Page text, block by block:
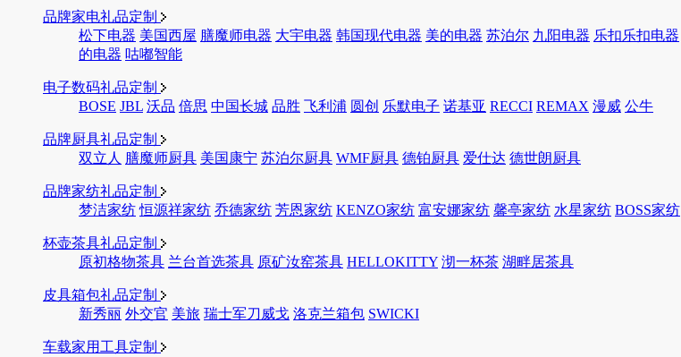
品牌家电礼品定制
松下电器 美国西屋 膳魔师电器 大宇电器 韩国现代电器 美的电器 苏泊尔 九阳电器 乐扣乐扣电器
的电器 咕嘟智能
电子数码礼品定制
BOSE JBL 沃品 倍思 中国长城 品胜 飞利浦 圆创 乐默电子 诺基亚 RECCI REMAX 漫威 公牛
品牌厨具礼品定制
双立人 膳魔师厨具 美国康宁 苏泊尔厨具 WMF厨具 德铂厨具 爱仕达 德世朗厨具
品牌家纺礼品定制
梦洁家纺 恒源祥家纺 乔德家纺 芳恩家纺 KENZO家纺 富安娜家纺 馨亭家纺 水星家纺 BOSS家纺
杯壶茶具礼品定制
原初格物茶具 兰台首选茶具 原矿汝窑茶具 HELLOKITTY 沏一杯茶 湖畔居茶具
皮具箱包礼品定制
新秀丽 外交官 美旅 瑞士军刀威戈 洛克兰箱包 SWICKI
车载家用工具定制